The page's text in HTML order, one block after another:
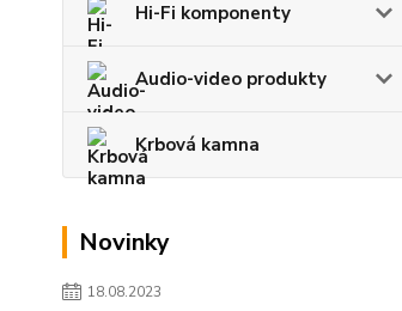
Hi-Fi komponenty
Audio-video produkty
Krbová kamna
Novinky
18.08.2023